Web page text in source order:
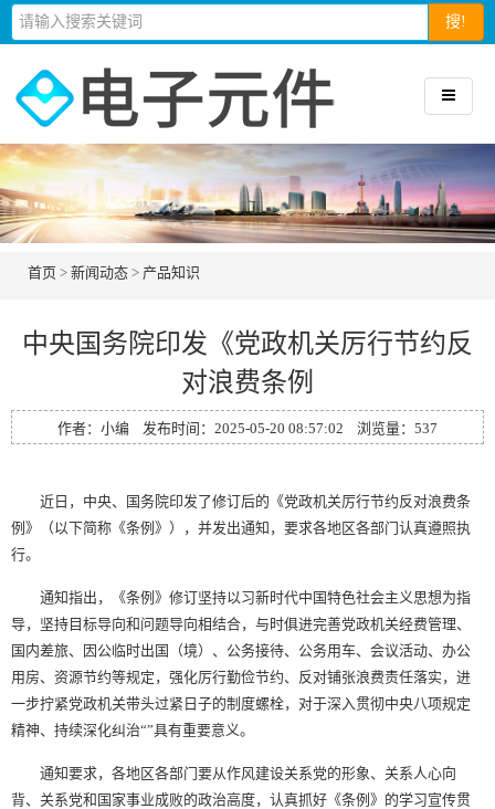
搜!
首页 > 新闻动态 > 产品知识
中央国务院印发《党政机关厉行节约反
对浪费条例
作者：小编 发布时间：2025-05-20 08:57:02 浏览量： 537
近日，中央、国务院印发了修订后的《党政机关厉行节约反对浪费条
例》（以下简称《条例》），并发出通知，要求各地区各部门认真遵照执
行。
通知指出，《条例》修订坚持以习新时代中国特色社会主义思想为指
导，坚持目标导向和问题导向相结合，与时俱进完善党政机关经费管理、
国内差旅、因公临时出国（境）、公务接待、公务用车、会议活动、办公
用房、资源节约等规定，强化厉行勤俭节约、反对铺张浪费责任落实，进
一步拧紧党政机关带头过紧日子的制度螺栓，对于深入贯彻中央八项规定
精神、持续深化纠治“”具有重要意义。
通知要求，各地区各部门要从作风建设关系党的形象、关系人心向
背、关系党和国家事业成败的政治高度，认真抓好《条例》的学习宣传贯